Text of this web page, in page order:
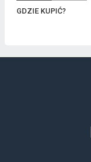
GDZIE KUPIĆ?